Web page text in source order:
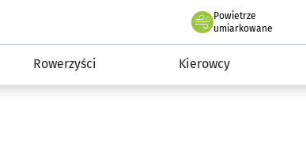
Powietrze
we Wrocławiu
umiarkowane
Rowerzyści Kierowcy